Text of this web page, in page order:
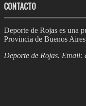
CONTACTO
Deporte de Rojas es una
Provincia de Buenos
Deporte de Rojas. Email: